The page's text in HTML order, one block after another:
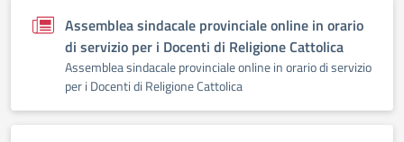
Assemblea sindacale provinciale online in orario
di servizio per i Docenti di Religione Cattolica
Assemblea sindacale provinciale online in orario di servizio
per i Docenti di Religione Cattolica